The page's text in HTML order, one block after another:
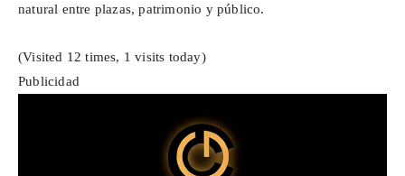
natural entre plazas, patrimonio y público.
(Visited 12 times, 1 visits today)
Publicidad